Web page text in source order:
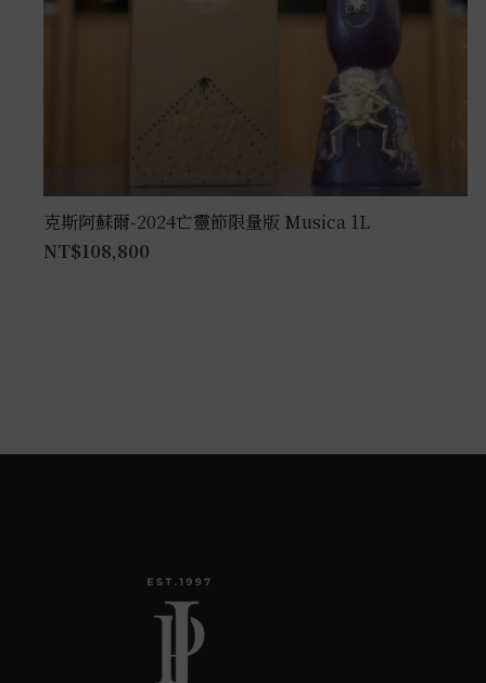
克斯阿蘇爾-2024亡靈節限量版 Musica 1L
NT$108,800